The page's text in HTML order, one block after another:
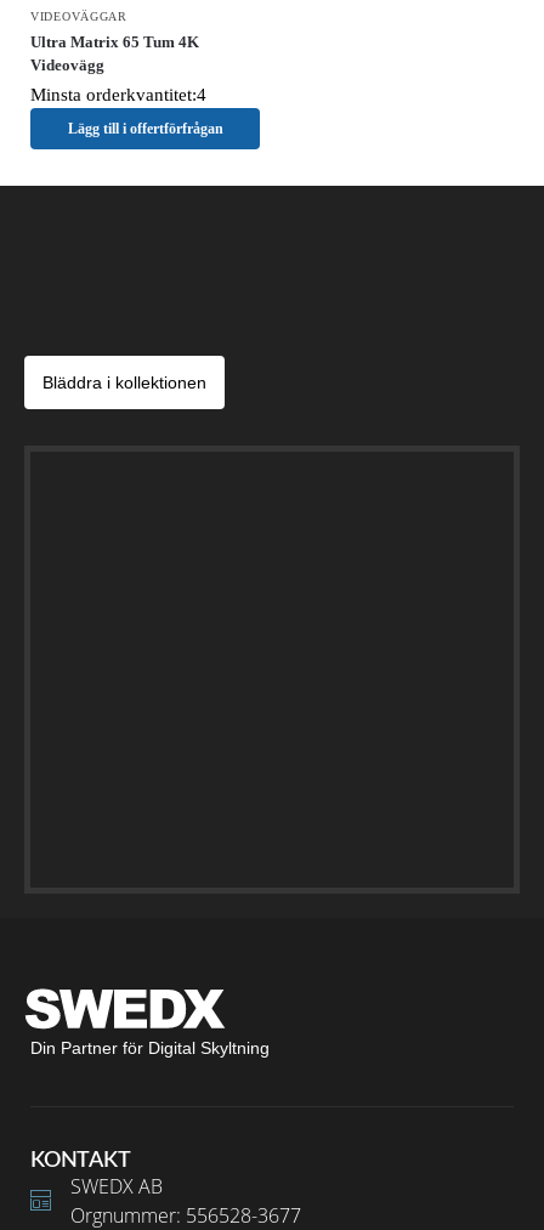
VIDEOVÄGGAR
Ultra Matrix 65 Tum 4K
Videovägg
Minsta orderkvantitet:4
Lägg till i offertförfrågan
Bläddra i kollektionen
Din Partner för Digital Skyltning
KONTAKT
SWEDX AB
Orgnummer: 556528-3677